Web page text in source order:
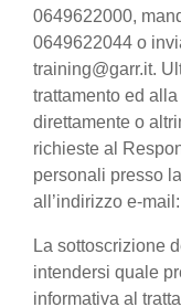
0649622000,
0649622044 o
training@garr.it.
trattamento ed
direttamente o
richieste al
personali presso
all’indirizzo e-
La sottoscrizione
intendersi quale
informativa al